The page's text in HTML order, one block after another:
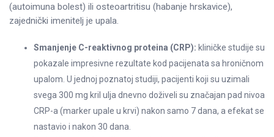
(autoimuna bolest) ili osteoartritisu (habanje hrskavice),
zajednički imenitelj je upala.
Smanjenje C-reaktivnog proteina (CRP): kliničke studije su
pokazale impresivne rezultate kod pacijenata sa hroničnom
upalom. U jednoj poznatoj studiji, pacijenti koji su uzimali
svega 300 mg kril ulja dnevno doživeli su značajan pad nivoa
CRP-a (marker upale u krvi) nakon samo 7 dana, a efekat se
nastavio i nakon 30 dana.